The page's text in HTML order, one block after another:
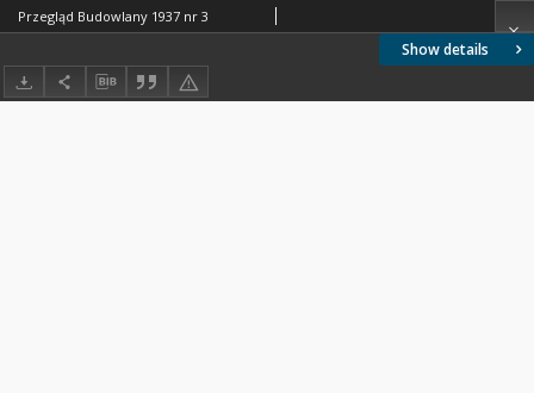
Show details
Przegląd Budowlany 1937 nr 3